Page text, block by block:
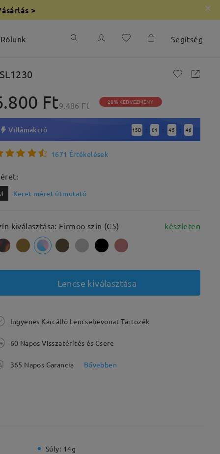
>
Rólunk Segítség
Ft9.486 Ft 28% KEDVEZMÉNY
Villámakció 15D : 01 : 45 : 44
1671 Értékelések
Keret méret útmutató
kiválasztása: Firmoo szín (C5) készleten
Lencse kiválasztása
Ingyenes Karcálló Lencsebevonat Tartozék
60 Napos Visszatérítés és Csere
365 Napos Garancia Bővebben
Súly: 14g